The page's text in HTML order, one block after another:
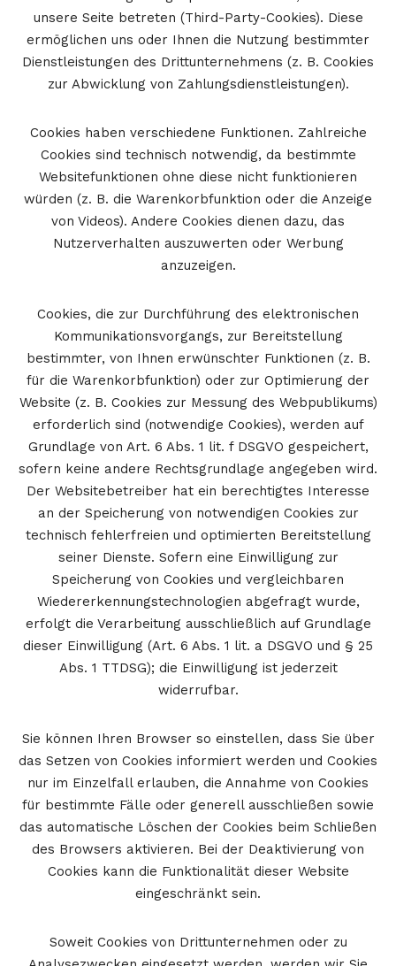
unsere Seite betreten (Third-Party-Cookies). Diese
ermöglichen uns oder Ihnen die Nutzung bestimmter
Dienstleistungen des Drittunternehmens (z. B. Cookies
zur Abwicklung von Zahlungsdienstleistungen).
Cookies haben verschiedene Funktionen. Zahlreiche
Cookies sind technisch notwendig, da bestimmte
Websitefunktionen ohne diese nicht funktionieren
würden (z. B. die Warenkorbfunktion oder die Anzeige
von Videos). Andere Cookies dienen dazu, das
Nutzerverhalten auszuwerten oder Werbung
anzuzeigen.
Cookies, die zur Durchführung des elektronischen
Kommunikationsvorgangs, zur Bereitstellung
bestimmter, von Ihnen erwünschter Funktionen (z. B.
für die Warenkorbfunktion) oder zur Optimierung der
Website (z. B. Cookies zur Messung des Webpublikums)
erforderlich sind (notwendige Cookies), werden auf
Grundlage von Art. 6 Abs. 1 lit. f DSGVO gespeichert,
sofern keine andere Rechtsgrundlage angegeben wird.
Der Websitebetreiber hat ein berechtigtes Interesse
an der Speicherung von notwendigen Cookies zur
technisch fehlerfreien und optimierten Bereitstellung
seiner Dienste. Sofern eine Einwilligung zur
Speicherung von Cookies und vergleichbaren
Wiedererkennungstechnologien abgefragt wurde,
erfolgt die Verarbeitung ausschließlich auf Grundlage
dieser Einwilligung (Art. 6 Abs. 1 lit. a DSGVO und § 25
Abs. 1 TTDSG); die Einwilligung ist jederzeit
widerrufbar.
Sie können Ihren Browser so einstellen, dass Sie über
das Setzen von Cookies informiert werden und Cookies
nur im Einzelfall erlauben, die Annahme von Cookies
für bestimmte Fälle oder generell ausschließen sowie
das automatische Löschen der Cookies beim Schließen
des Browsers aktivieren. Bei der Deaktivierung von
Cookies kann die Funktionalität dieser Website
eingeschränkt sein.
Soweit Cookies von Drittunternehmen oder zu